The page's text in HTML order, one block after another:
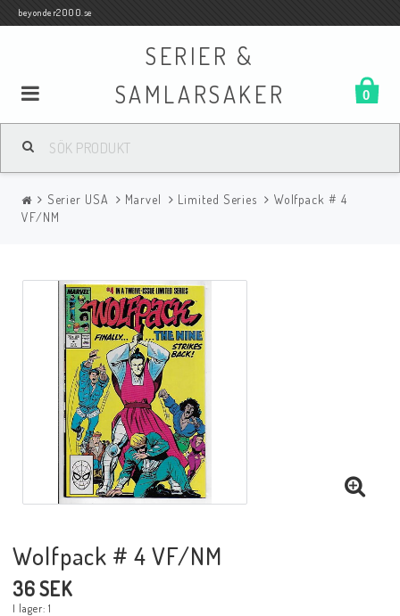
beyonder2000.se
SERIER &
SAMLARSAKER
0
Samlar- och Spelkort
Serier
Böcker
Musik
Mynt och Sedlar
Samlartillbehör
Serier USA Marvel Limited Series
Wolfpack # 4
VF/NM
Wolfpack # 4 VF/NM
36 SEK
I lager: 1